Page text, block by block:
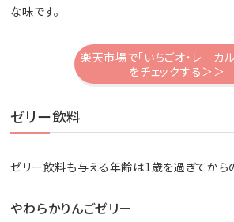
な味です。
楽天市場で「いちごオ・レ カル
をチェックする＞＞
ゼリー飲料
ゼリー飲料も与える年齢は1歳を過ぎてから
やわらかりんごゼリー